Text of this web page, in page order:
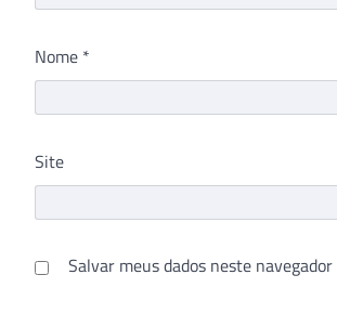
Nome *
Site
Salvar meus dados neste